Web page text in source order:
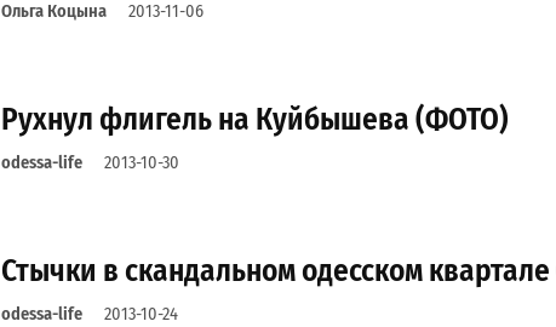
Ольга Коцына 2013-11-06
Рухнул флигель на Куйбышева (ФОТО)
odessa-life 2013-10-30
Стычки в скандальном одесском
odessa-life 2013-10-24